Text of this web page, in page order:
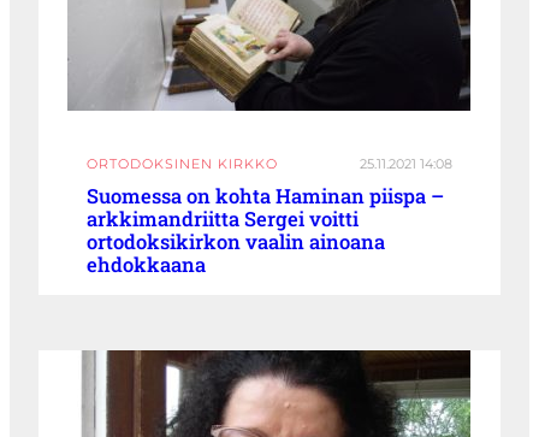
ORTODOKSINEN KIRKKO 25.11.2021 14:08
Suomessa on kohta Haminan piispa –
arkkimandriitta Sergei voitti
ortodoksikirkon vaalin ainoana
ehdokkaana